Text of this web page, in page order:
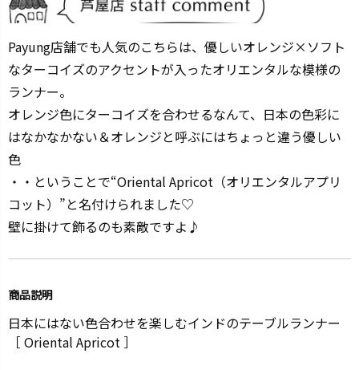
Payung店舗でも人気のこちらは、優しいオレンジ×ソフト
なターコイズのアクセントが入ったオリエンタルな模様の
ランナー。
オレンジ色にターコイズを合わせるなんて、日本の色彩に
はなかなかない＆オレンジと呼ぶにはちょっと違う優しい
色
・・ということで“Oriental Apricot（オリエンタルアプリ
コット）”と名付けられました♡
壁に掛けて飾るのも素敵ですよ♪
商品説明
日本にはない色合わせを楽しむインドのテーブルランナー
［ Oriental Apricot ］